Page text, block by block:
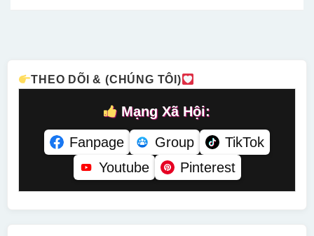
THEO DÕI & (CHÚNG TÔI)
Mạng Xã Hội:
Fanpage
Group
TikTok
Youtube
Pinterest